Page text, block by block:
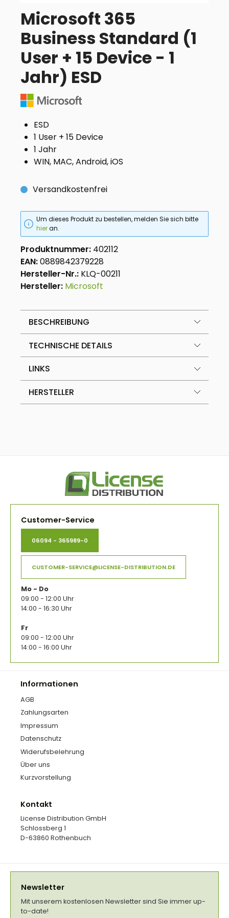
Microsoft 365
Business Standard (1
User + 15 Device - 1
Jahr) ESD
ESD
1 User + 15 Device
1 Jahr
WIN, MAC, Android, iOS
Versandkostenfrei
Um dieses Produkt zu bestellen, melden Sie sich bitte
hieran.
Produktnummer: 402112
EAN:0889842379228
Hersteller-Nr.: KLQ-00211
Hersteller: Microsoft
BESCHREIBUNG
TECHNISCHE DETAILS
LINKS
HERSTELLER
Customer-Service
06094 - 365989-0
CUSTOMER-SERVICE@LICENSE-DISTRIBUTION.DE
Mo - Do
09:00 - 12:00 Uhr
14:00 - 16:30 Uhr
Fr
09:00 - 12:00 Uhr
14:00 - 16:00 Uhr
Informationen
AGB
Zahlungsarten
Impressum
Datenschutz
Widerufsbelehrung
Über uns
Kurzvorstellung
Kontakt
License Distribution GmbH
Schlossberg 1
D-63860 Rothenbuch
Newsletter
Mit unserem kostenlosen Newsletter sind Sie immer up-
to-date!